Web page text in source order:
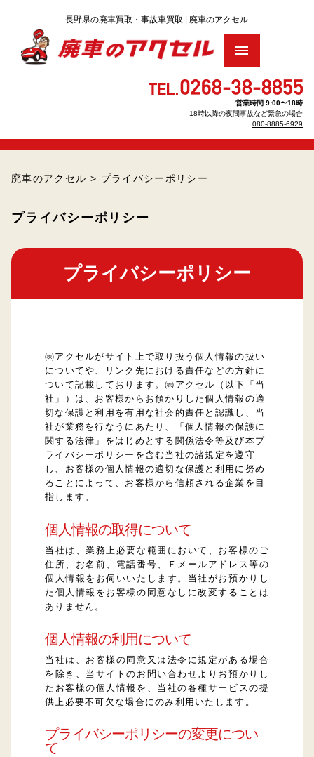
査定のお申し込み
会社概要
プライバシーポリシー
採用情報
サイトマップ
営業時間 9:00〜18時
18時以降の夜間事故など緊急の場合
080-8885-6929
廃車のアクセル > プライバシーポリシー
プライバシーポリシー
プライバシーポリシー
㈱アクセルがサイト上で取り扱う個人情報の扱い
についてや、リンク先における責任などの方針に
ついて記載しております。㈱アクセル（以下「当
社」）は、お客様からお預かりした個人情報の適
切な保護と利用を有用な社会的責任と認識し、当
社が業務を行なうにあたり、「個人情報の保護に
関する法律」をはじめとする関係法令等及び本プ
ライバシーポリシーを含む当社の諸規定を遵守
し、お客様の個人情報の適切な保護と利用に努め
ることによって、お客様から信頼される企業を目
指します。
個人情報の取得について
当社は、業務上必要な範囲において、お客様のご
住所、お名前、電話番号、Ｅメールアドレス等の
個人情報をお伺いいたします。当社がお預かりし
た個人情報をお客様の同意なしに改変することは
ありません。
個人情報の利用について
当社は、お客様の同意又は法令に規定がある場合
を除き、当サイトのお問い合わせよりお預かりし
たお客様の個人情報を、当社の各種サービスの提
供上必要不可欠な場合にのみ利用いたします。
プライバシーポリシーの変更につい
て